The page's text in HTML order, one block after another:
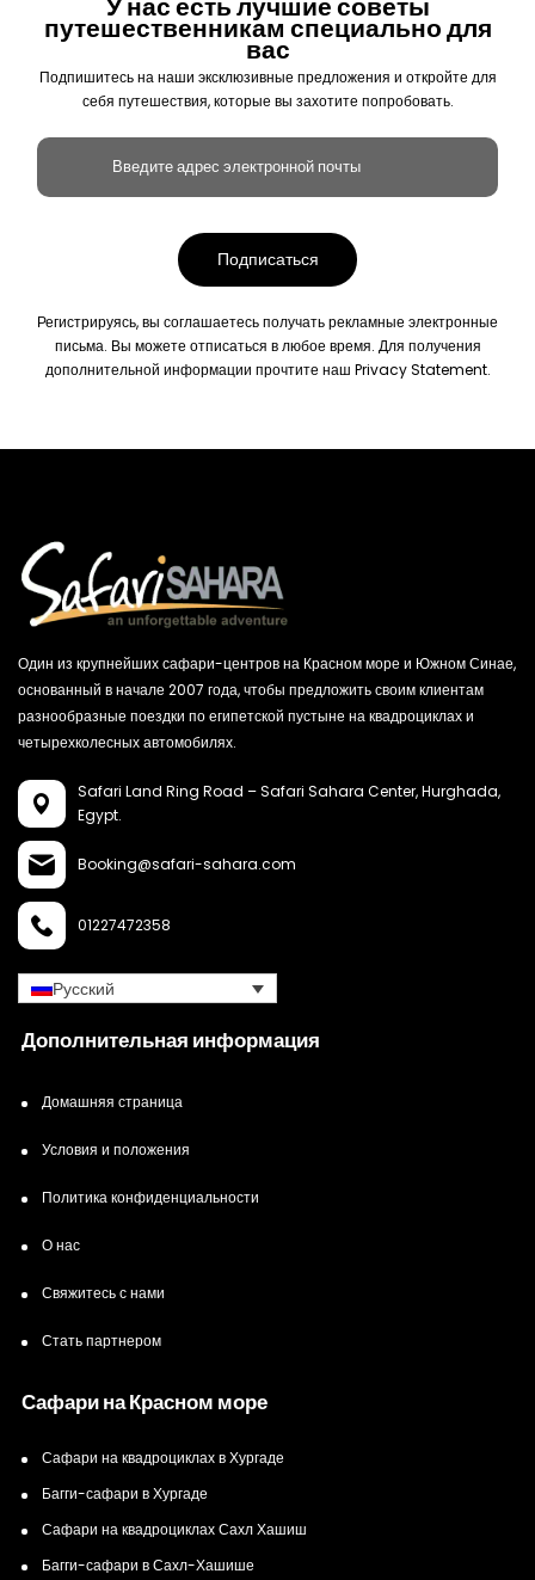
путешественникам специально для
вас
Подпишитесь на наши эксклюзивные предложения и откройте для
себя путешествия, которые вы захотите попробовать.
Регистрируясь, вы соглашаетесь получать рекламные электронные
письма. Вы можете отписаться в любое время. Для получения
дополнительной информации прочтите наш Privacy Statement.
Один из крупнейших сафари-центров на Красном море и Южном Синае,
основанный в начале 2007 года, чтобы предложить своим клиентам
разнообразные поездки по египетской пустыне на квадроциклах и
четырехколесных автомобилях.
Safari Land Ring Road – Safari Sahara Center,Hurghada,
Egypt.
Booking@safari-sahara.com
01227472358
Русский
Дополнительная информация
Домашняя страница
Условия и положения
Политика конфиденциальности
О нас
Свяжитесь с нами
Стать партнером
Сафари на Красном море
Сафари на квадроциклах в Хургаде
Багги-сафари в Хургаде
Сафари на квадроциклах Сахл Хашиш
Багги-сафари в Сахл-Хашише